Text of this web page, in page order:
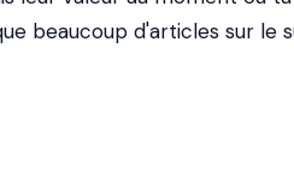
beaucoup d'articles sur le